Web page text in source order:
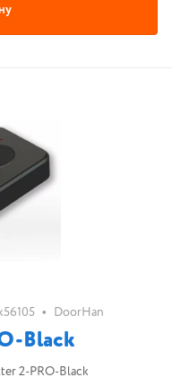
• DoorHan
Black
2-PRO-Black